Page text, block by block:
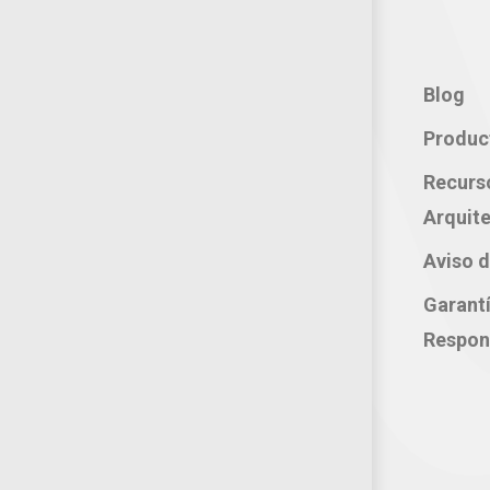
Blog
Aviso